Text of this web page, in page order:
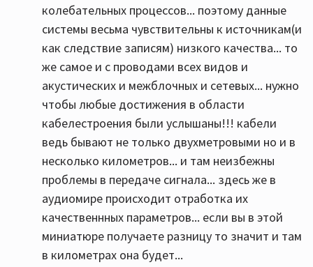
колебательных процессов... поэтому данные
системы весьма чувствительны к источникам(и
как следствие записям) низкого качества... то
же самое и с проводами всех видов и
акустических и межблочных и сетевых... нужно
чтобы любые достижения в области
кабелестроения были услышаны!!! кабели
ведь бывают не только двухметровыми но и в
несколько километров... и там неизбежны
проблемы в передаче сигнала... здесь же в
аудиомире происходит отработка их
качественнных параметров... если вы в этой
миниатюре получаете разницу то значит и там
в километрах она будет...